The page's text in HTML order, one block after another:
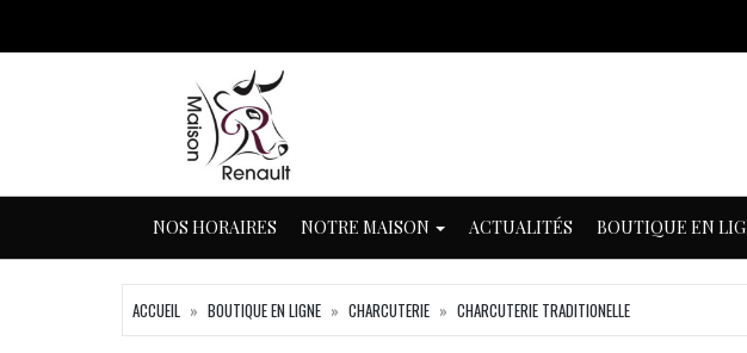
NOS HORAIRES NOTRE MAISON ACTUALITÉS BOUTIQUE EN
ACCUEIL BOUTIQUE EN LIGNE CHARCUTERIE CHARCUTERIE TRADITIONELLE